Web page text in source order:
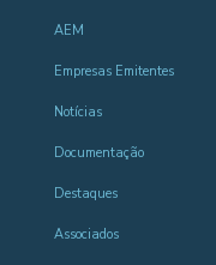
AEM
Empresas Emitentes
Notícias
Documentação
Destaques
Associados